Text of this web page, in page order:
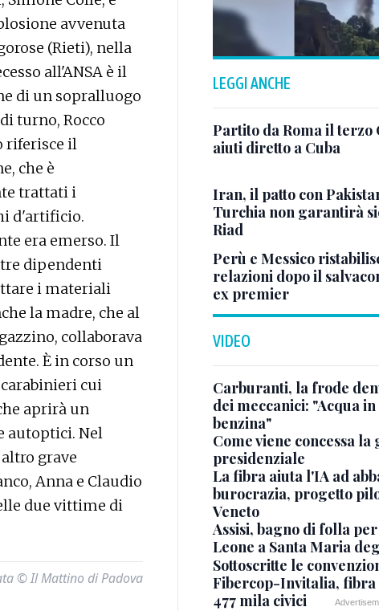
avvenuta
(Rieti), nella
all'ANSA è il
di un sopralluogo
turno, Rocco
riferisce il
che è
trattati i
d'artificio.
era emerso. Il
dipendenti
i materiali
la madre, che al
collaborava
È in corso un
cui
aprirà un
autoptici. Nel
grave
Anna e Claudio
due vittime di
© Il Mattino di Padova
LEGGI ANCHE
Partito da Roma il terzo
aiuti diretto a Cuba
Iran, il patto con
Turchia non garantirà
Riad
Perù e Messico
relazioni dopo il
ex premier
VIDEO
Carburanti, la frode
dei meccanici: "Acqua
benzina"
Come viene concessa la
presidenziale
La fibra aiuta l'IA ad
burocrazia, progetto
Veneto
Assisi, bagno di folla
Leone a Santa Maria
Sottoscritte le
Fibercop-Invitalia, fibra
477 mila civici